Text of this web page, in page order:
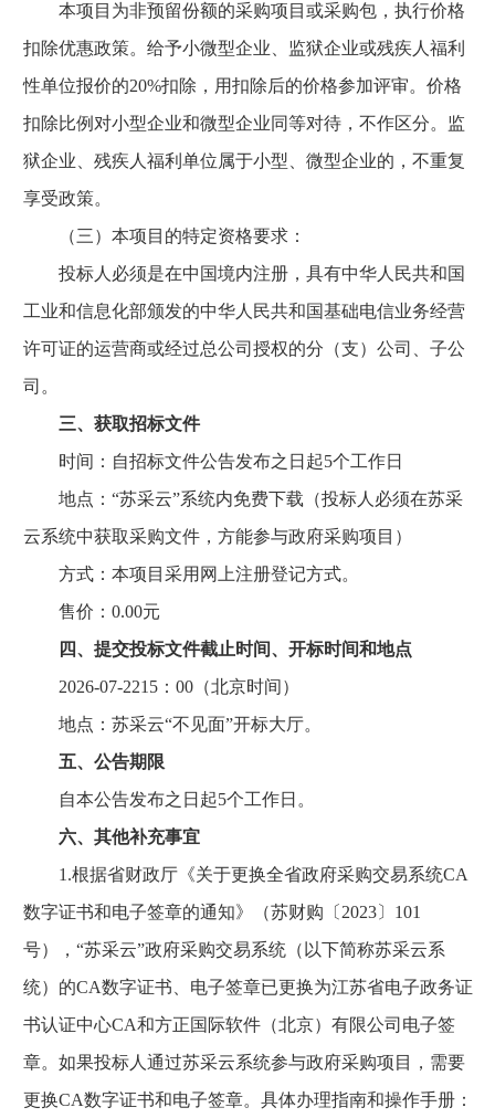
本项目为非预留份额的采购项目或采购包，执行价格
扣除优惠政策。给予小微型企业、监狱企业或残疾人福利
性单位报价的20%扣除，用扣除后的价格参加评审。价格
扣除比例对小型企业和微型企业同等对待，不作区分。监
狱企业、残疾人福利单位属于小型、微型企业的，不重复
享受政策。
（三）本项目的特定资格要求：
投标人必须是在中国境内注册，具有中华人民共和国
工业和信息化部颁发的中华人民共和国基础电信业务经营
许可证的运营商或经过总公司授权的分（支）公司、子公
司。
三、获取招标文件
时间：自招标文件公告发布之日起5个工作日
地点：“苏采云”系统内免费下载（投标人必须在苏采
云系统中获取采购文件，方能参与政府采购项目）
方式：本项目采用网上注册登记方式。
售价：0.00元
四、提交投标文件截止时间、开标时间和地点
2026-07-2215：00（北京时间）
地点：苏采云“不见面”开标大厅。
五、公告期限
自本公告发布之日起5个工作日。
六、其他补充事宜
1.根据省财政厅《关于更换全省政府采购交易系统CA
数字证书和电子签章的通知》（苏财购〔2023〕101
号），“苏采云”政府采购交易系统（以下简称苏采云系
统）的CA数字证书、电子签章已更换为江苏省电子政务证
书认证中心CA和方正国际软件（北京）有限公司电子签
章。如果投标人通过苏采云系统参与政府采购项目，需要
更换CA数字证书和电子签章。具体办理指南和操作手册：